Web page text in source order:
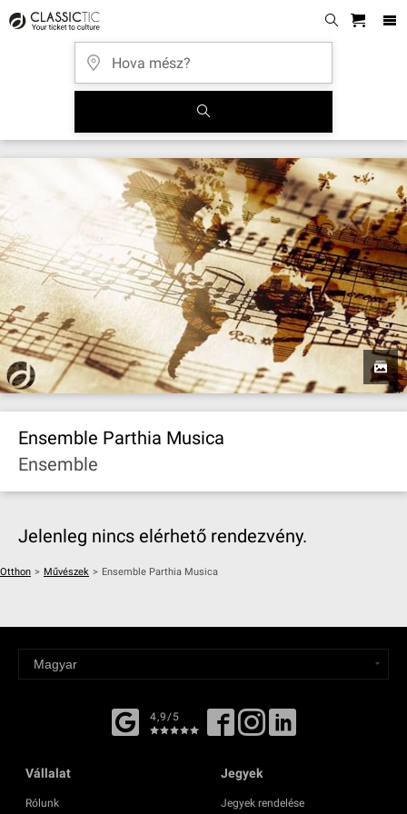
Ensemble Parthia Musica
Ensemble
Jelenleg nincs elérhető rendezvény.
Otthon > Művészek > Ensemble Parthia Musica
4,9/5
Vállalat
Rólunk
Jegyek
Jegyek rendelése